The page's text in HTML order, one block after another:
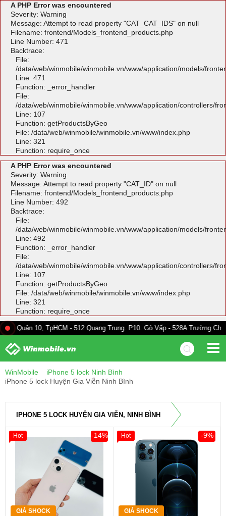
A PHP Error was encountered
Severity: Warning
Message: Attempt to read property "CAT_CAT_IDS" on null
Filename: frontend/Models_frontend_products.php
Line Number: 471
Backtrace:
File:
/data/web/winmobile/winmobile.vn/www/application/models/
Line: 471
Function: _error_handler
File:
/data/web/winmobile/winmobile.vn/www/application/controllers/
Line: 107
Function: getProductsByGeo
File: /data/web/winmobile/winmobile.vn/www/index.php
Line: 321
Function: require_once
A PHP Error was encountered
Severity: Warning
Message: Attempt to read property "CAT_ID" on null
Filename: frontend/Models_frontend_products.php
Line Number: 492
Backtrace:
File:
/data/web/winmobile/winmobile.vn/www/application/models/
Line: 492
Function: _error_handler
File:
/data/web/winmobile/winmobile.vn/www/application/controllers/
Line: 107
Function: getProductsByGeo
File: /data/web/winmobile/winmobile.vn/www/index.php
Line: 321
Function: require_once
TpHCM - 512 Quang Trung. P10. Gò Vấp - 528A Trường Chinh. F13.
WinMobile
iPhone 5 lock Ninh Bình
iPhone 5 lock Huyện Gia Viễn Ninh Bình
IPHONE 5 LOCK HUYỆN GIA VIỄN, NINH BÌNH
GIÁ SHOCK
-14%
Hot
GIÁ SHOCK
-9%
Hot